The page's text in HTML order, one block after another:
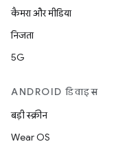
कैमरा और मीडिया
निजता
5G
ANDROID डिवाइस
बड़ी स्क्रीन
Wear OS